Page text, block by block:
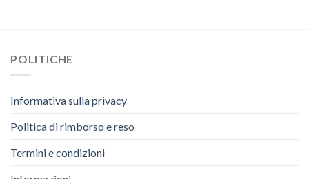
POLITICHE
Informativa sulla privacy
Politica di rimborso e reso
Termini e condizioni